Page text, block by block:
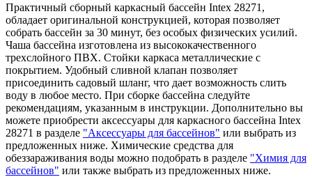
Практичный сборный каркасный бассейн Intex 28271,
обладает оригинальной конструкцией, которая позволяет
собрать бассейн за 30 минут, без особых физических усилий.
Чаша бассейна изготовлена из высококачественного
трехслойного ПВХ. Стойки каркаса металлические с
покрытием. Удобный сливной клапан позволяет
присоединить садовый шланг, что дает возможность слить
воду в любое место. При сборке бассейна следуйте
рекомендациям, указанным в инструкции. Дополнительно вы
можете приобрести аксессуары для каркасного бассейна Intex
28271 в разделе "Аксессуары для бассейнов" или выбрать из
предложенных ниже. Химические средства для
обеззараживания воды можно подобрать в разделе "Химия для
бассейнов" или также выбрать из предложенных ниже.